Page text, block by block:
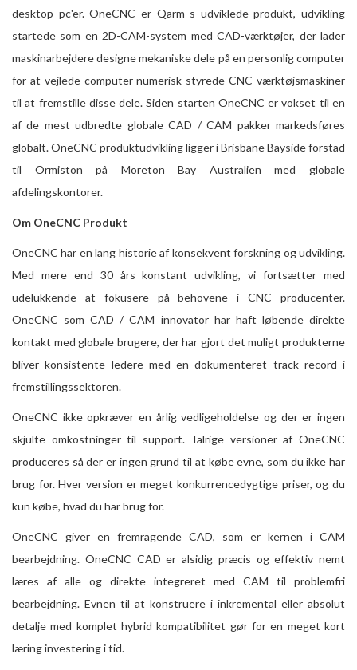
desktop pc'er. OneCNC er Qarm s udviklede produkt, udvikling
startede som en 2D-CAM-system med CAD-værktøjer, der lader
maskinarbejdere designe mekaniske dele på en personlig computer
for at vejlede computer numerisk styrede CNC værktøjsmaskiner
til at fremstille disse dele. Siden starten OneCNC er vokset til en
af ​​de mest udbredte globale CAD / CAM pakker markedsføres
globalt. OneCNC produktudvikling ligger i Brisbane Bayside forstad
til Ormiston på Moreton Bay Australien med globale
afdelingskontorer.
Om OneCNC Produkt
OneCNC har en lang historie af konsekvent forskning og udvikling.
Med mere end 30 års konstant udvikling, vi fortsætter med
udelukkende at fokusere på behovene i CNC producenter.
OneCNC som CAD / CAM innovator har haft løbende direkte
kontakt med globale brugere, der har gjort det muligt produkterne
bliver konsistente ledere med en dokumenteret track record i
fremstillingssektoren.
OneCNC ikke opkræver en årlig vedligeholdelse og der er ingen
skjulte omkostninger til support. Talrige versioner af OneCNC
produceres så der er ingen grund til at købe evne, som du ikke har
brug for. Hver version er meget konkurrencedygtige priser, og du
kun købe, hvad du har brug for.
OneCNC giver en fremragende CAD, som er kernen i CAM
bearbejdning. OneCNC CAD er alsidig præcis og effektiv nemt
læres af alle og direkte integreret med CAM til problemfri
bearbejdning. Evnen til at konstruere i inkremental eller absolut
detalje med komplet hybrid kompatibilitet gør for en meget kort
læring investering i tid.